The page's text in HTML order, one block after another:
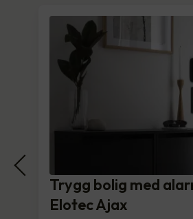
Trygg bolig med
Elotec Ajax